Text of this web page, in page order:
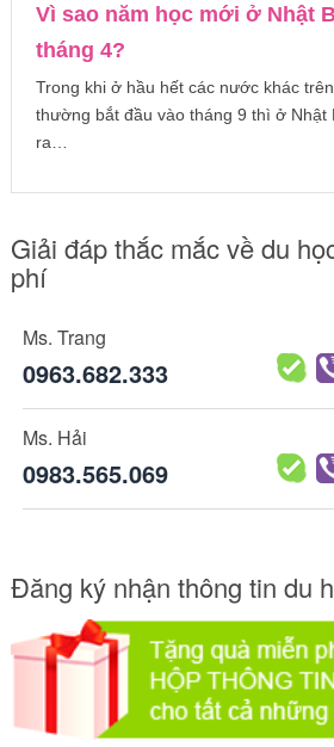
Vì sao năm học mới ở Nhật
tháng 4?
Trong khi ở hầu hết các nước khác
thường bắt đầu vào tháng 9 thì ở Nhật
ra…
Giải đáp thắc mắc về du
phí
Ms. Trang
0963.682.333
Ms. Hải
0983.565.069
Đăng ký nhận thông tin du